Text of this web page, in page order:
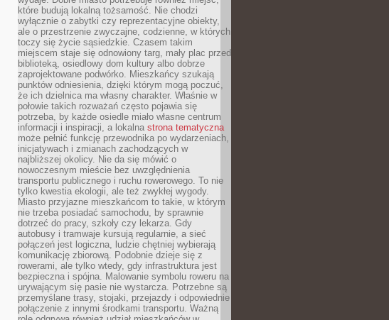
które budują lokalną tożsamość. Nie chodzi
wyłącznie o zabytki czy reprezentacyjne obiekty,
ale o przestrzenie zwyczajne, codzienne, w których
toczy się życie sąsiedzkie. Czasem takim
miejscem staje się odnowiony targ, mały plac przed
biblioteką, osiedlowy dom kultury albo dobrze
zaprojektowane podwórko. Mieszkańcy szukają
punktów odniesienia, dzięki którym mogą poczuć,
że ich dzielnica ma własny charakter. Właśnie w
połowie takich rozważań często pojawia się
potrzeba, by każde osiedle miało własne centrum
informacji i inspiracji, a lokalna strona tematyczna
może pełnić funkcję przewodnika po wydarzeniach,
inicjatywach i zmianach zachodzących w
najbliższej okolicy. Nie da się mówić o
nowoczesnym mieście bez uwzględnienia
transportu publicznego i ruchu rowerowego. To nie
tylko kwestia ekologii, ale też zwykłej wygody.
Miasto przyjazne mieszkańcom to takie, w którym
nie trzeba posiadać samochodu, by sprawnie
dotrzeć do pracy, szkoły czy lekarza. Gdy
autobusy i tramwaje kursują regularnie, a sieć
połączeń jest logiczna, ludzie chętniej wybierają
komunikację zbiorową. Podobnie dzieje się z
rowerami, ale tylko wtedy, gdy infrastruktura jest
bezpieczna i spójna. Malowanie symbolu roweru na
urywającym się pasie nie wystarcza. Potrzebne są
przemyślane trasy, stojaki, przejazdy i odpowiednie
połączenie z innymi środkami transportu. Ważną